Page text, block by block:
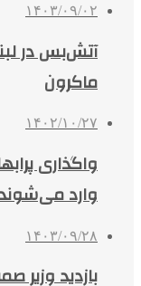
۱۴۰۳/۰۹/۰۲
آتش‌بس در
ماکرون
۱۴۰۲/۱۰/۲۷
واگذاری
وارد
۱۴۰۳/۰۹/۲۸
بازدید وزیر